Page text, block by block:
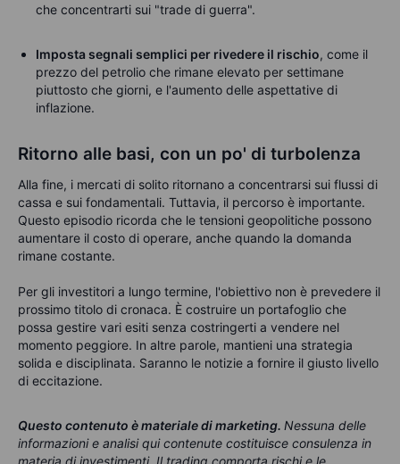
che concentrarti sui "trade di guerra".
Imposta segnali semplici per rivedere il rischio, come il
prezzo del petrolio che rimane elevato per settimane
piuttosto che giorni, e l'aumento delle aspettative di
inflazione.
Ritorno alle basi, con un po' di turbolenza
Alla fine, i mercati di solito ritornano a concentrarsi sui flussi di
cassa e sui fondamentali. Tuttavia, il percorso è importante.
Questo episodio ricorda che le tensioni geopolitiche possono
aumentare il costo di operare, anche quando la domanda
rimane costante.
Per gli investitori a lungo termine, l'obiettivo non è prevedere il
prossimo titolo di cronaca. È costruire un portafoglio che
possa gestire vari esiti senza costringerti a vendere nel
momento peggiore. In altre parole, mantieni una strategia
solida e disciplinata. Saranno le notizie a fornire il giusto livello
di eccitazione.
Questo contenuto è materiale di marketing. Nessuna delle
informazioni e analisi qui contenute costituisce consulenza in
materia di investimenti. Il trading comporta rischi e le